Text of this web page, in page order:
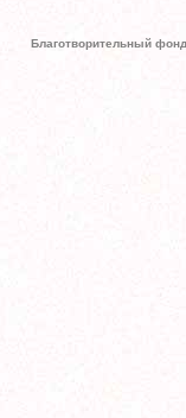
Благотворительный